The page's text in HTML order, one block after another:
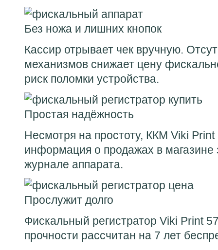
Без ножа и лишних кнопок
Кассир отрывает чек вручную.
механизмов снижает цену
риск поломки устройства.
Простая надёжность
Несмотря на простоту, ККМ Viki
информация о продажах в
журнале аппарата.
Прослужит долго
Фискальный регистратор Viki Print
прочности рассчитан на 7 лет